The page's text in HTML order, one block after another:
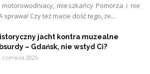
mieszkańcy Pomorza i nie
Czy też macie dość tego, że...
jacht kontra muzealne
– Gdańsk, nie wstyd Ci?
czerwca 2025